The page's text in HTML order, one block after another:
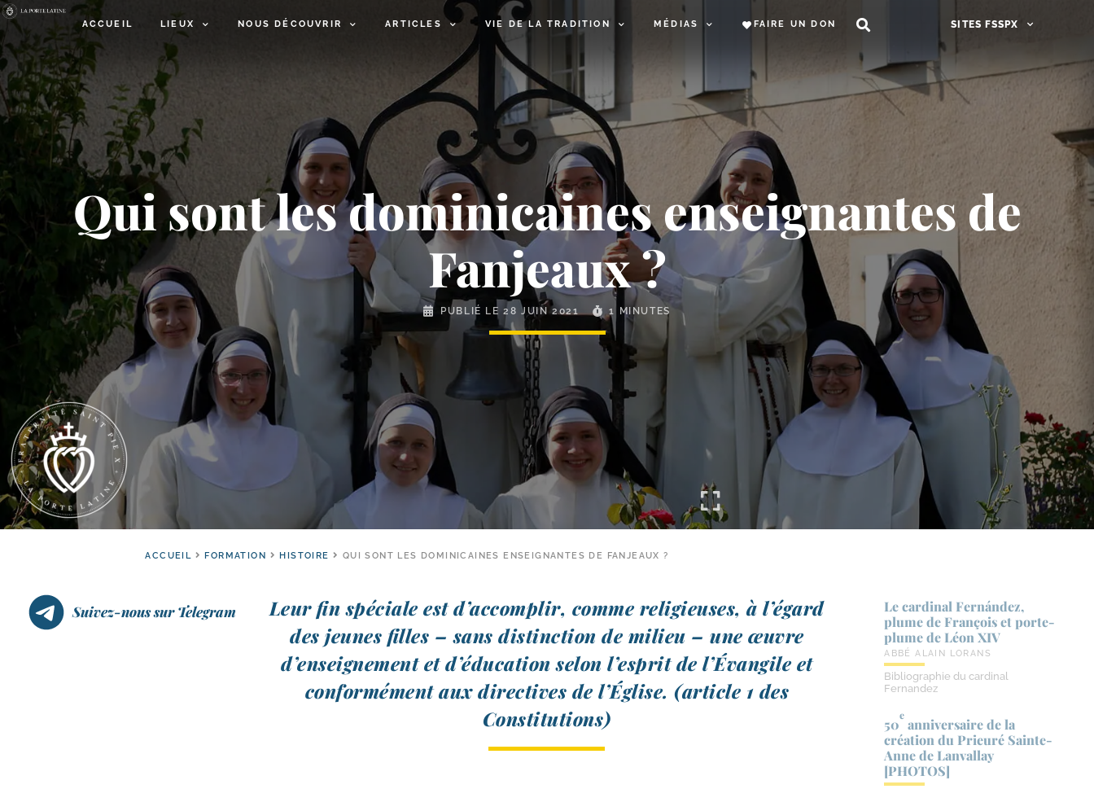
ACCUEIL LIEUX NOUS DÉCOUVRIR ARTICLES VIE DE LA TRADITION MÉDIAS FAIRE UN DON SITES FSSPX
Qui sont les dominicaines enseignantes de
Fanjeaux ?
PUBLIÉ LE28 JUIN 2021 1 MINUTES
ACCUEIL FORMATION HISTOIRE QUI SONT LES DOMINICAINES ENSEIGNANTES DE FANJEAUX ?
Suivez-nous sur Telegram
Leur fin spé­ciale est d’accomplir, comme reli­gieuses, à l’égard
des jeunes filles – sans dis­tinc­tion de milieu – une œuvre
d’enseignement et d’éducation selon l’esprit de l’Évangile et
confor­mé­ment aux direc­tives de l’Église. (article 1 des
Constitutions)
Le cardinal Fernández,
plume de François et porte-​
plume de Léon XIV
ABBÉ ALAIN LORANS
Bibliographie du cardinal
Fernandez
50
e
anniversaire de la
création du Prieuré Sainte-​
Anne de Lanvallay
[PHOTOS]